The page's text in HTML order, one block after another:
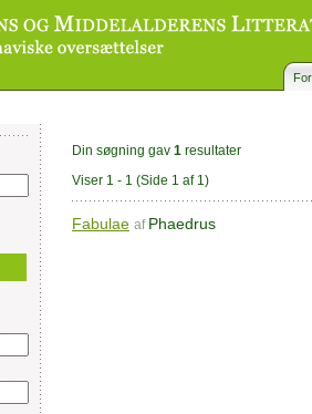
Din søgning gav 1 resultater
Viser 1 - 1 (Side 1 af 1)
Fabulae af Phaedrus